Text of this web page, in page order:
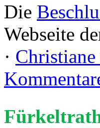
Die
Webseite
·